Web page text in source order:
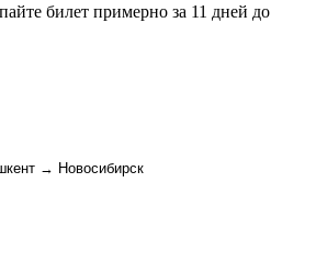
билет примерно за 11 дней до